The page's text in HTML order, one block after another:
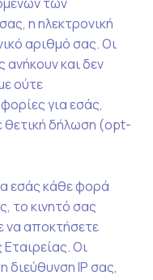
η ηλεκτρονική
αριθμό σας. Οι
και δεν
ούτε
για εσάς,
θετική δήλωση (opt-
εσάς κάθε φορά
το κινητό σας
να αποκτήσετε
Οι
διεύθυνση IP σας,